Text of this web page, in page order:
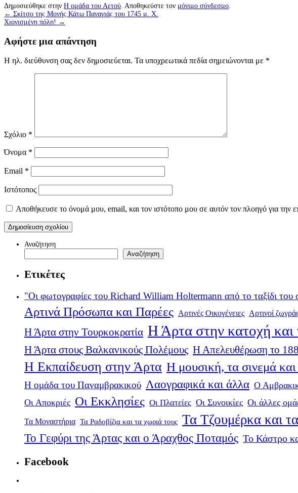
Δημοσιεύθηκε στην Η ομάδα του Αετού . Αποθηκεύστε τον μόνιμο σύνδεσμο
← Σκίτσο της Μονής Κάτω Παναγιάς του 1745 μ. Χ.
Χιονισμένη πόλη! →
Αφήστε μια απάντηση
Η ηλ. διεύθυνση σας δεν δημοσιεύεται. Τα υποχρεωτικά πεδία σημειώνονται με *
Σχόλιο *
Όνομα *
Email *
Ιστότοπος
Αποθήκευσε το όνομά μου, email, και τον ιστότοπο μου σε αυτόν τον πλοηγό για την
Αναζήτηση
Αναζήτηση
Ετικέτες
"Οι φωτογραφίες του Richard William Holtermann από το ταξίδι του
Αρτινά Πρόσωπα και Παρέες Αρτινές Οικογένειες Αρτινοί
Η Άρτα στην Τουρκοκρατία Η Άρτα στην κατοχή και
Η Άρτα στους Βαλκανικούς Πολέμους Η Απελευθέρωση το
Η Εκπαίδευση στην Άρτα Η μουσική, τα σινεμά
Η ομάδα του Παναμβρακικού Λαογραφικά και άλλα Ο
Οι Αποκριές Οι Εκκλησίες Οι Πλατείες Οι Συνοικίες Οι άλλες
Τα Μοναστήρια Τα Ραδοβίζια και τα χωριά τους Τα Τζουμέρκα και
Το Γεφύρι της Άρτας και ο Άραχθος Ποταμός Το Κάστρο
Facebook